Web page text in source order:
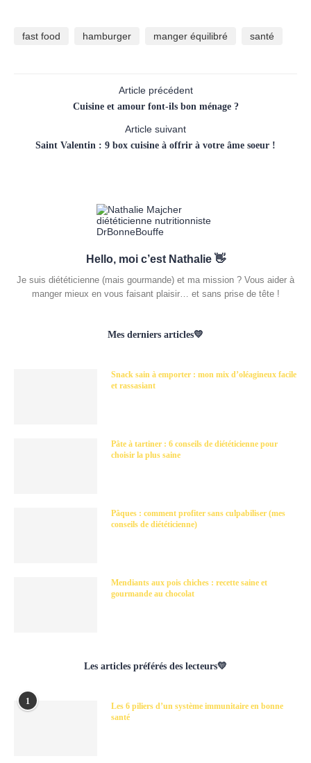
fast food hamburger manger équilibré santé
Article précédent
Cuisine et amour font-ils bon ménage ?
Article suivant
Saint Valentin : 9 box cuisine à offrir à votre âme soeur !
Hello, moi c’est Nathalie 👋
Je suis diététicienne (mais gourmande) et ma mission ? Vous aider à
manger mieux en vous faisant plaisir… et sans prise de tête !
Mes derniers articles💛
Snack sain à emporter : mon mix d’oléagineux facile
et rassasiant
Pâte à tartiner : 6 conseils de diététicienne pour
choisir la plus saine
Pâques : comment profiter sans culpabiliser (mes
conseils de diététicienne)
Mendiants aux pois chiches : recette saine et
gourmande au chocolat
Les articles préférés des lecteurs💛
1
Les 6 piliers d’un système immunitaire en bonne
santé